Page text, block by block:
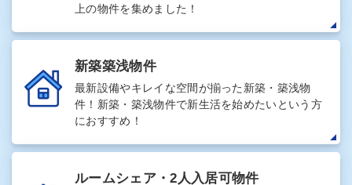
上の物件を集めました！
新築築浅物件
最新設備やキレイな空間が揃った新築・築浅物
件！新築・築浅物件で新生活を始めたいという方
におすすめ！
ルームシェア・2人入居可物件